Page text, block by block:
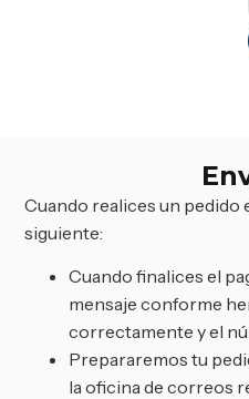
Cuando realices un pedido
siguiente:
Cuando finalices el
mensaje conforme
correctamente y el
Prepararemos tu
la oficina de correos